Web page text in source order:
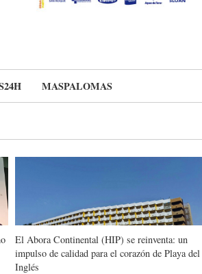
MASPALOMAS
El Abora Continental (HIP) se reinventa: un
impulso de calidad para el corazón de Playa del
Inglés